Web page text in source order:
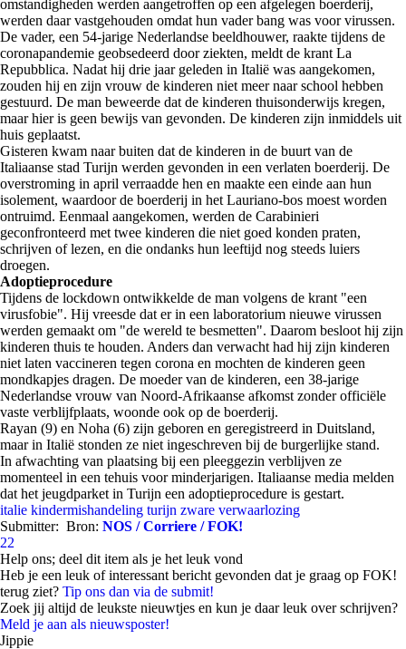
omstandigheden werden aangetroffen op een afgelegen boerderij,
werden daar vastgehouden omdat hun vader bang was voor virussen.
De vader, een 54-jarige Nederlandse beeldhouwer, raakte tijdens de
coronapandemie geobsedeerd door ziekten, meldt de krant La
Repubblica. Nadat hij drie jaar geleden in Italië was aangekomen,
zouden hij en zijn vrouw de kinderen niet meer naar school hebben
gestuurd. De man beweerde dat de kinderen thuisonderwijs kregen,
maar hier is geen bewijs van gevonden. De kinderen zijn inmiddels uit
huis geplaatst.
Gisteren kwam naar buiten dat de kinderen in de buurt van de
Italiaanse stad Turijn werden gevonden in een verlaten boerderij. De
overstroming in april verraadde hen en maakte een einde aan hun
isolement, waardoor de boerderij in het Lauriano-bos moest worden
ontruimd. Eenmaal aangekomen, werden de Carabinieri
geconfronteerd met twee kinderen die niet goed konden praten,
schrijven of lezen, en die ondanks hun leeftijd nog steeds luiers
droegen.
Adoptieprocedure
Tijdens de lockdown ontwikkelde de man volgens de krant "een
virusfobie". Hij vreesde dat er in een laboratorium nieuwe virussen
werden gemaakt om "de wereld te besmetten". Daarom besloot hij zijn
kinderen thuis te houden. Anders dan verwacht had hij zijn kinderen
niet laten vaccineren tegen corona en mochten de kinderen geen
mondkapjes dragen. De moeder van de kinderen, een 38-jarige
Nederlandse vrouw van Noord-Afrikaanse afkomst zonder officiële
vaste verblijfplaats, woonde ook op de boerderij.
Rayan (9) en Noha (6) zijn geboren en geregistreerd in Duitsland,
maar in Italië stonden ze niet ingeschreven bij de burgerlijke stand.
In afwachting van plaatsing bij een pleeggezin verblijven ze
momenteel in een tehuis voor minderjarigen. Italiaanse media melden
dat het jeugdparket in Turijn een adoptieprocedure is gestart.
italie kindermishandeling turijn zware verwaarlozing
Submitter: Bron: NOS / Corriere / FOK!
22
Help ons; deel dit item als je het leuk vond
Heb je een leuk of interessant bericht gevonden dat je graag op FOK!
terug ziet? Tip ons dan via de submit!
Zoek jij altijd de leukste nieuwtjes en kun je daar leuk over schrijven?
Meld je aan als nieuwsposter!
Jippie